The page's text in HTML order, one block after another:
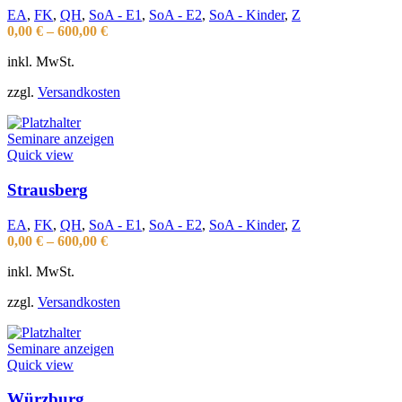
EA, FK, QH, SoA - E1 , SoA - E2, SoA - Kinder, Z
0,00 € – 600,00 €
inkl. MwSt.
zzgl. Versandkosten
Seminare anzeigen
Quick view
Strausberg
EA, FK, QH, SoA - E1 , SoA - E2, SoA - Kinder, Z
0,00 € – 600,00 €
inkl. MwSt.
zzgl. Versandkosten
Seminare anzeigen
Quick view